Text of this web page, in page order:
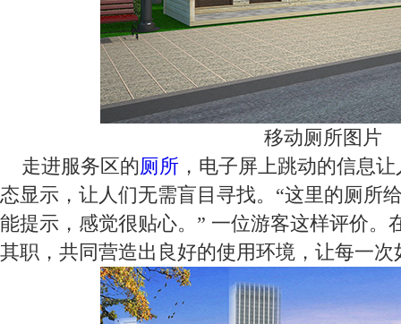
移动厕所图片
走进服务区的厕所 ，电子屏上跳动的信息
态显示，让人们无需盲目寻找。“这里的厕所
能提示，感觉很贴心。” 一位游客这样评价。
其职，共同营造出良好的使用环境，让每一